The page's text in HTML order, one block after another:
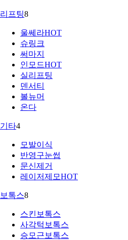
리프팅8
울쎄라HOT
슈링크
써마지
인모드HOT
실리프팅
덴서티
볼뉴머
온다
기타4
모발이식
반영구눈썹
문신제거
레이저제모HOT
보톡스8
스킨보톡스
사각턱보톡스
승모근보톡스